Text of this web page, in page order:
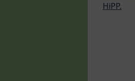
HiPP.